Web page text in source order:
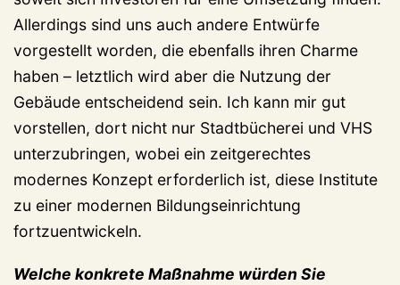
Allerdings sind uns auch andere Entwürfe
vorgestellt worden, die ebenfalls ihren Charme
haben – letztlich wird aber die Nutzung der
Gebäude entscheidend sein. Ich kann mir gut
vorstellen, dort nicht nur Stadtbücherei und VHS
unterzubringen, wobei ein zeitgerechtes
modernes Konzept erforderlich ist, diese Institute
zu einer modernen Bildungseinrichtung
fortzuentwickeln.
Welche konkrete Maßnahme würden Sie